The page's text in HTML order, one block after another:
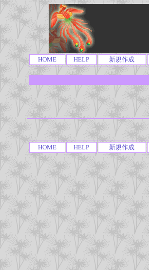
HOME HELP 新規作成
HOME HELP 新規作成